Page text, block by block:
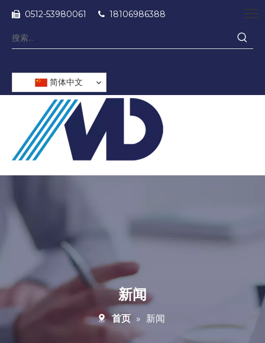
 0512-53980061  18106986388
简体中文
新闻
首页 » 新闻